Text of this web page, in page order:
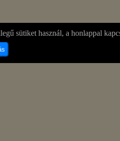
sütiket használ, a honlappal